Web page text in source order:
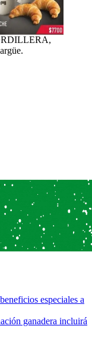
especiales a
ganadera incluirá